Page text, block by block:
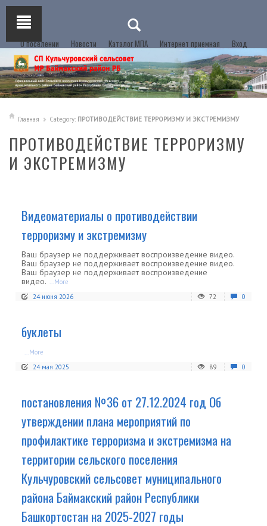
О поселении Новости Каталог МПА Интернет приемная Вход
Главная Category: ПРОТИВОДЕЙСТВИЕ ТЕРРОРИЗМУ И ЭКСТРЕМИЗМУ
ПРОТИВОДЕЙСТВИЕ ТЕРРОРИЗМУ
И ЭКСТРЕМИЗМУ
Видеоматериалы о противодействии
терроризму и экстремизму
Ваш браузер не поддерживает воспроизведение видео.
Ваш браузер не поддерживает воспроизведение видео.
Ваш браузер не поддерживает воспроизведение
видео. ...More
24 июня 2026
72 0
буклеты
...More
24 мая 2025
89 0
постановления №36 от 27.12.2024 год Об
утверждении плана мероприятий по
профилактике терроризма и экстремизма на
территории сельского поселения
Кульчуровский сельсовет муниципального
района Баймакский район Республики
Башкортостан на 2025-2027 годы